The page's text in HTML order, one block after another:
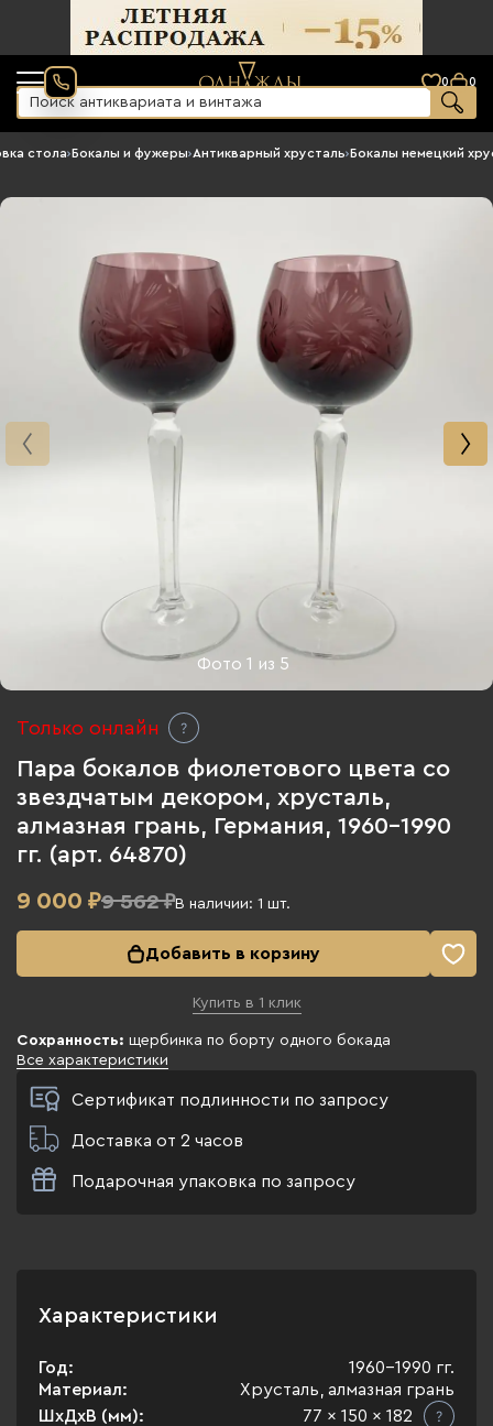
0 0
стола›Бокалы и фужеры›Антикварный хрусталь›Бокалы немецкий
Фото1 из 5
Только онлайн
Пара бокалов фиолетового цвета со
звездчатым декором, хрусталь,
алмазная грань, Германия, 1960-1990
гг. (арт. 64870)
9 000 ₽9 562 ₽В наличии: 1 шт.
Добавить в корзину
Купить в 1 клик
Сохранность: щербинка по борту одного бокада
Все характеристики
Сертификат подлинности по запросу
Доставка от 2 часов
Подарочная упаковка по запросу
Характеристики
Год:
1960-1990 гг.
Материал:
Хрусталь, алмазная грань
ШхДхВ (мм):
77 x 150 x 182